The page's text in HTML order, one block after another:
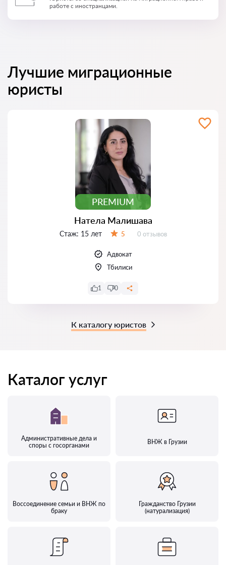
работе с иностранцами.
Лучшие миграционные
юристы
PREMIUM
Натела Малишава
Стаж: 15 лет 5 Отзывов:
0 отзывов
Адвокат
Тбилиси
1 0
К каталогу юристов
Каталог услуг
Административные дела и
споры с госорганами
ВНЖ в Грузии
Воссоединение семьи и ВНЖ по
браку
Гражданство Грузии
(натурализация)